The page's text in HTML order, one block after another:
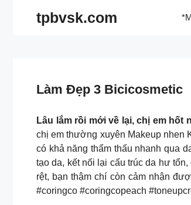
tpbvsk.com
Làm Đẹp 3 Bicicosmetic
Lâu lắm rồi mới về lại, chị em hốt
chị em thường xuyên Makeup nhen
có khả năng thẩm thấu nhanh qua
tạo da, kết nối lại cấu trúc da hư
rệt, bạn thậm chí còn cảm nhận
#coringco #coringcopeach